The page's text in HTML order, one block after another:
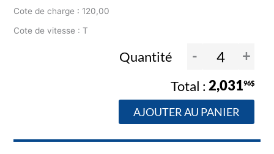
Cote de charge : 120,00
Cote de vitesse : T
Quantité - +
2,03196$
AJOUTER AU PANIER